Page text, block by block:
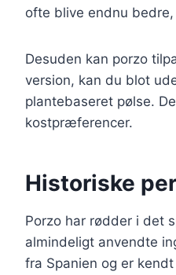
ofte blive endnu
Desuden kan porzo
version, kan du blot
plantebaseret pølse.
kostpræferencer.
Historiske
Porzo har rødder i det
almindeligt anvendte
fra Spanien og er